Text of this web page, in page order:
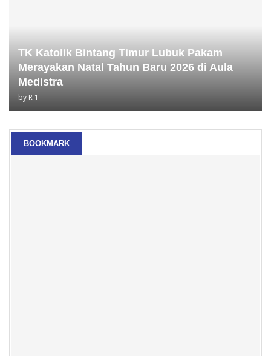
TK Katolik Bintang Timur Lubuk Pakam
Merayakan Natal Tahun Baru 2026 di Aula
Medistra
by R 1
BOOKMARK